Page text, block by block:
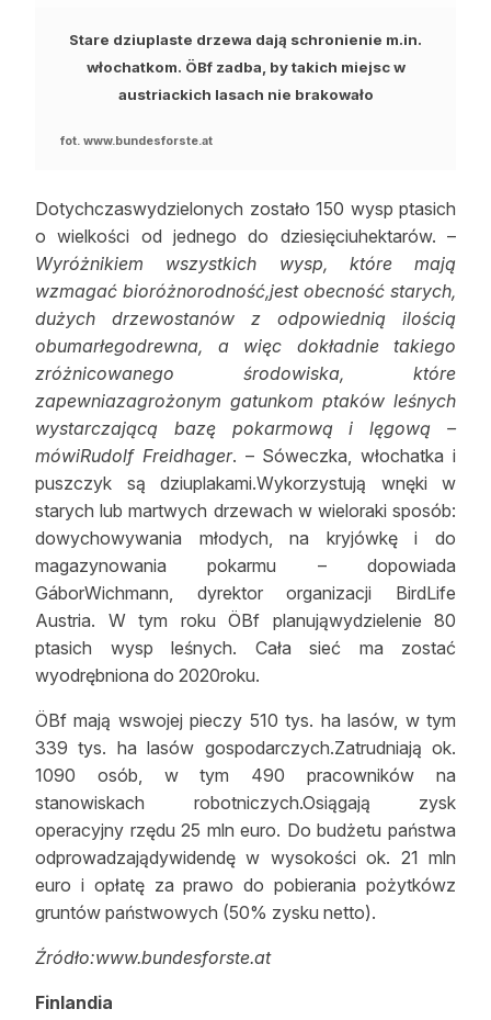
Stare dziuplaste drzewa dają schronienie m.in.
włochatkom. ÖBf zadba, by takich miejsc w
austriackich lasach nie brakowało
fot. www.bundesforste.at
Dotychczaswydzielonych zostało 150 wysp ptasich
o wielkości od jednego do dziesięciuhektarów. –
Wyróżnikiem wszystkich wysp, które mają
wzmagać bioróżnorodność,jest obecność starych,
dużych drzewostanów z odpowiednią ilością
obumarłegodrewna, a więc dokładnie takiego
zróżnicowanego środowiska, które
zapewniazagrożonym gatunkom ptaków leśnych
wystarczającą bazę pokarmową i lęgową –
mówiRudolf Freidhager. – Sóweczka, włochatka i
puszczyk są dziuplakami.Wykorzystują wnęki w
starych lub martwych drzewach w wieloraki sposób:
dowychowywania młodych, na kryjówkę i do
magazynowania pokarmu – dopowiada
GáborWichmann, dyrektor organizacji BirdLife
Austria. W tym roku ÖBf planująwydzielenie 80
ptasich wysp leśnych. Cała sieć ma zostać
wyodrębniona do 2020roku.
ÖBf mają wswojej pieczy 510 tys. ha lasów, w tym
339 tys. ha lasów gospodarczych.Zatrudniają ok.
1090 osób, w tym 490 pracowników na
stanowiskach robotniczych.Osiągają zysk
operacyjny rzędu 25 mln euro. Do budżetu państwa
odprowadzajądywidendę w wysokości ok. 21 mln
euro i opłatę za prawo do pobierania pożytkówz
gruntów państwowych (50% zysku netto).
Źródło:www.bundesforste.at
Finlandia